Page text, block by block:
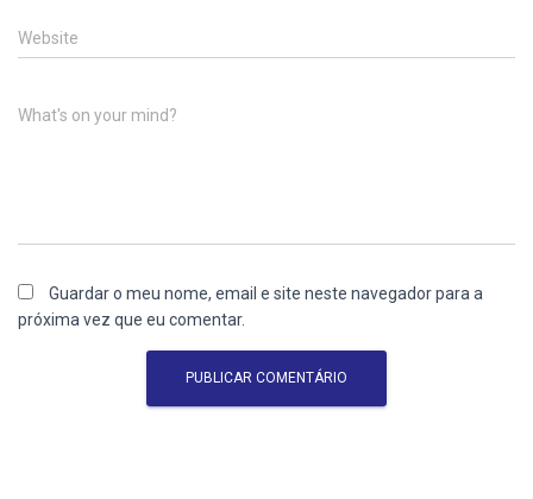
Website
What's on your mind?
Guardar o meu nome, email e site neste navegador para a
próxima vez que eu comentar.